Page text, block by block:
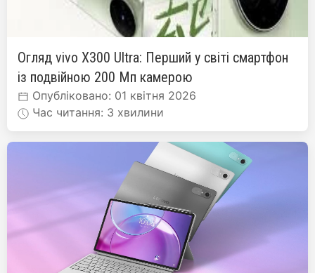
Огляд vivo X300 Ultra: Перший у світі смартфон
із подвійною 200 Мп камерою
Опубліковано: 01 квітня 2026
Час читання: 3 хвилини